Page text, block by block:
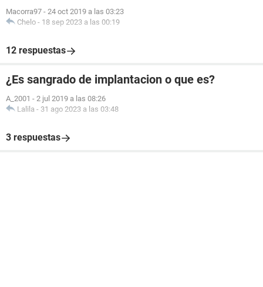
Macorra97 - 24 oct 2019 a las 03:23
Chelo - 18 sep 2023 a las 00:19
12 respuestas
¿Es sangrado de implantacion o que es?
A_2001 - 2 jul 2019 a las 08:26
Lalila - 31 ago 2023 a las 03:48
3 respuestas